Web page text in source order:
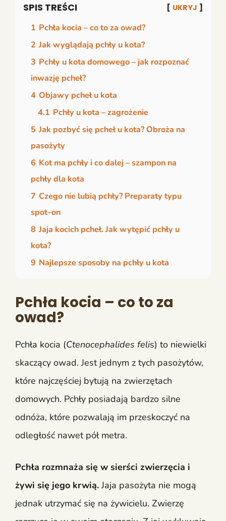
SPIS TREŚCI UKRYJ
1 Pchła kocia – co to za owad?
2 Jak wyglądają pchły u kota?
3 Pchły u kota domowego – jak rozpoznać
inwazję pcheł?
4 Objawy pcheł u kota
4.1 Pchły u kota – zagrożenie
5 Jak pozbyć się pcheł u kota? Obroża na
pasożyty
6 Kot ma pchły i co dalej – szampon na
pchły dla kota
7 Czego nie lubią pchły? Preparaty typu
spot–on
8 Jaja kocich pcheł. Jak wytępić pchły u
kota?
9 Najlepsze sposoby na pchły u kota
Pchła kocia – co to za
owad?
Pchła kocia (Ctenocephalides felis) to niewielki
skaczący owad. Jest jednym z tych pasożytów,
które najczęściej bytują na zwierzętach
domowych. Pchły posiadają bardzo silne
odnóża, które pozwalają im przeskoczyć na
odległość nawet pół metra.
Pchła rozmnaża się w sierści zwierzęcia i
żywi się jego krwią.Jaja pasożyta nie mogą
jednak utrzymać się na żywicielu. Zwierzę